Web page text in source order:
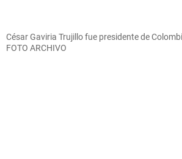
César Gaviria Trujillo fue presidente de
FOTO ARCHIVO